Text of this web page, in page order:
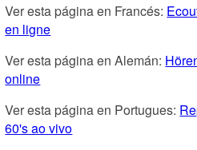
Ver esta página en Francés:
en ligne
Ver esta página en Alemán:
online
Ver esta página en Portugues:
60's ao vivo